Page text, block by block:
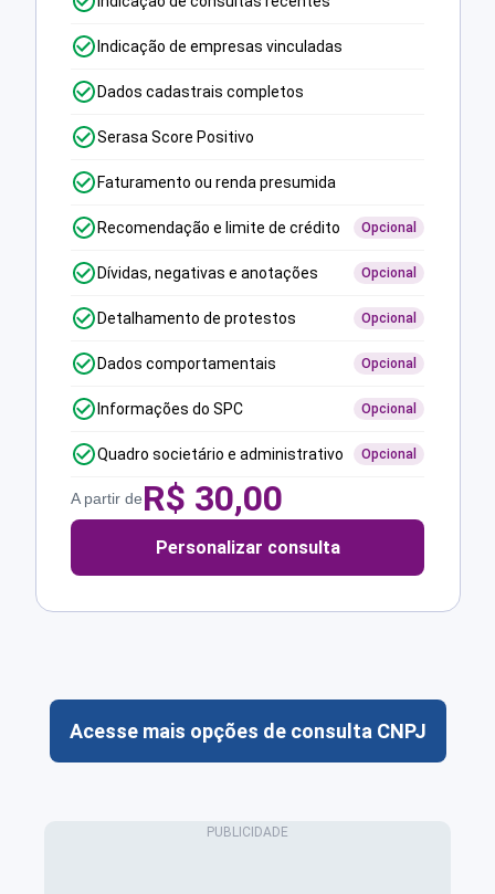
Indicação de empresas vinculadas
Dados cadastrais completos
Serasa Score Positivo
Faturamento ou renda presumida
Recomendação e limite de crédito Opcional
Dívidas, negativas e anotações Opcional
Detalhamento de protestos Opcional
Dados comportamentais Opcional
Informações do SPC Opcional
Quadro societário e administrativo Opcional
A partir deR$ 30,00
Personalizar consulta
Acesse mais opções de consulta CNPJ